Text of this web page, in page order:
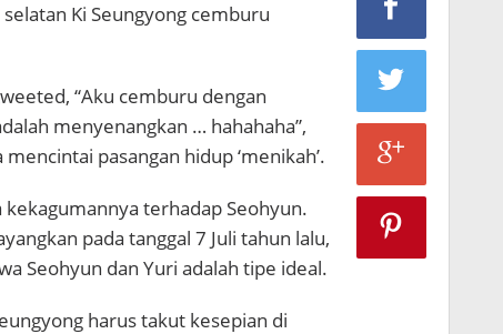
Ki Seungyong cemburu
“Aku cemburu dengan
menyenangkan … hahahaha”,
pasangan hidup ‘menikah’.
kekagumannya terhadap Seohyun.
pada tanggal 7 Juli tahun lalu,
Seohyun dan Yuri adalah tipe ideal.
harus takut kesepian di